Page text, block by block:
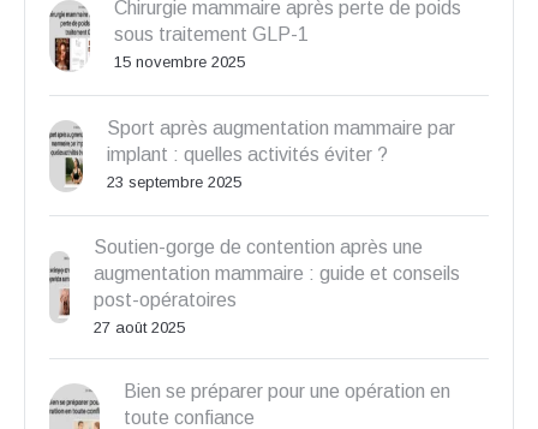
Chirurgie mammaire après perte de poids
sous traitement GLP-1
15 novembre 2025
Sport après augmentation mammaire par
implant : quelles activités éviter ?
23 septembre 2025
Soutien-gorge de contention après une
augmentation mammaire : guide et conseils
post-opératoires
27 août 2025
Bien se préparer pour une opération en
toute confiance